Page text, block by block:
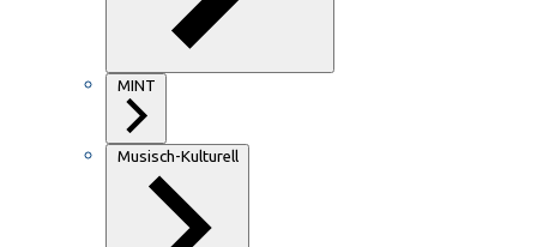
MINT
Musisch-Kulturell